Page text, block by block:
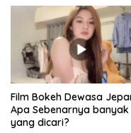
Film Bokeh Dewasa
Apa Sebenarnya banyak
yang dicari?